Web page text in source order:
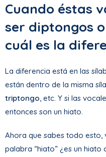
Cuando éstas
ser diptongos
cuál es la
La diferencia está en las
están dentro de la misma
triptongo, etc. Y si las
entonces son un hiato.
Ahora que sabes todo esto,
palabra “hiato” ¿es un hiato